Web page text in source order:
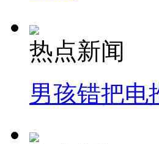
热点新闻
男孩错把电